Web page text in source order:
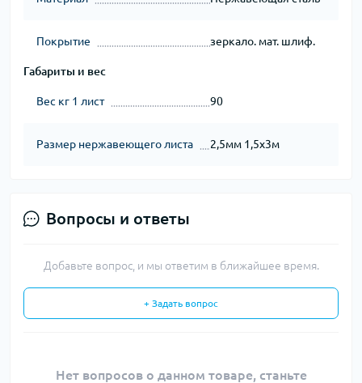
Покрытие зеркало. мат. шлиф.
Габариты и вес
Вес кг 1 лист 90
Размер нержавеющего листа 2,5мм 1,5х3м
Вопросы и ответы
Добавьте вопрос, и мы ответим в ближайшее время.
+ Задать вопрос
Нет вопросов о данном товаре, станьте